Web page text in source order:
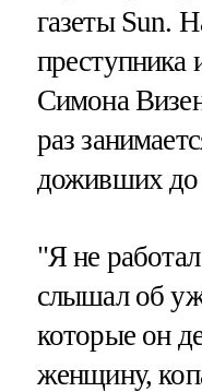
газеты Sun.
преступника
Симона
раз
доживших
"Я не
слышал об
которые он
женщину,